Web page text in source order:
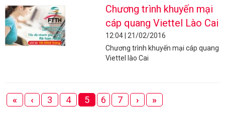
Chương trình khuyến mại
cáp quang Viettel Lào Cai
12:04 | 21/02/2016
Chương trình khuyến mại cáp quang
Viettel lào Cai
« ‹ 3 4 5 6 7 › »